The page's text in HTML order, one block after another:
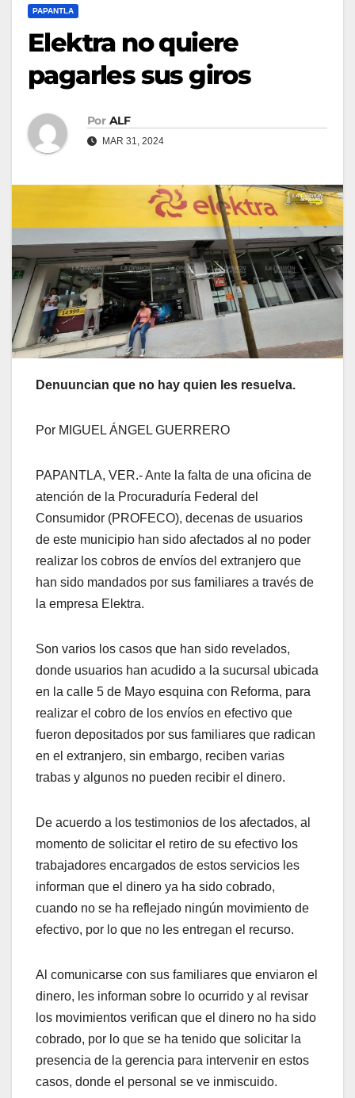
PAPANTLA
Elektra no quiere
pagarles sus giros
Por ALF
MAR 31, 2024
Denuuncian que no hay quien les resuelva.
Por MIGUEL ÁNGEL GUERRERO
PAPANTLA, VER.- Ante la falta de una oficina de
atención de la Procuraduría Federal del
Consumidor (PROFECO), decenas de usuarios
de este municipio han sido afectados al no poder
realizar los cobros de envíos del extranjero que
han sido mandados por sus familiares a través de
la empresa Elektra.
Son varios los casos que han sido revelados,
donde usuarios han acudido a la sucursal ubicada
en la calle 5 de Mayo esquina con Reforma, para
realizar el cobro de los envíos en efectivo que
fueron depositados por sus familiares que radican
en el extranjero, sin embargo, reciben varias
trabas y algunos no pueden recibir el dinero.
De acuerdo a los testimonios de los afectados, al
momento de solicitar el retiro de su efectivo los
trabajadores encargados de estos servicios les
informan que el dinero ya ha sido cobrado,
cuando no se ha reflejado ningún movimiento de
efectivo, por lo que no les entregan el recurso.
Al comunicarse con sus familiares que enviaron el
dinero, les informan sobre lo ocurrido y al revisar
los movimientos verifican que el dinero no ha sido
cobrado, por lo que se ha tenido que solicitar la
presencia de la gerencia para intervenir en estos
casos, donde el personal se ve inmiscuido.